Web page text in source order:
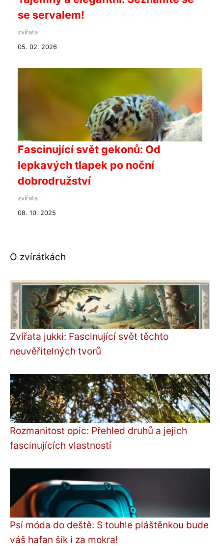
se servalem!
zvířata
05. 02. 2026
Fascinující svět gekonů: Od
lepkavých tlapek po noční
dobrodružství
zvířata
08. 10. 2025
O zvírátkách
Zvířata jukki: Fascinující svět těchto
neuvěřitelných tvorů
Rozmanitost opic: Přehled druhů a jejich
fascinujících vlastností
Psí móda do deště: S touhle pláštěnkou bude
váš hafan šik i za mokra!